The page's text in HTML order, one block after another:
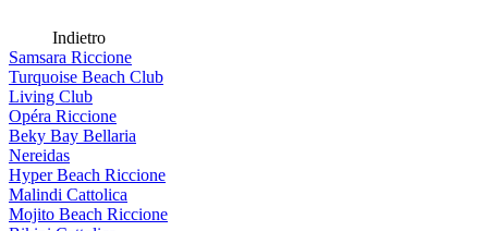
Indietro
Samsara Riccione
Turquoise Beach Club
Living Club
Opéra Riccione
Beky Bay Bellaria
Nereidas
Hyper Beach Riccione
Malindi Cattolica
Mojito Beach Riccione